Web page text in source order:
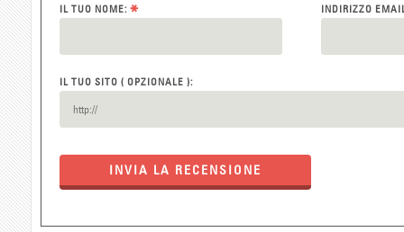
IL TUO NOME: * INDIRIZZO
IL TUO SITO ( OPZIONALE ):
INVIA LA RECENSIONE